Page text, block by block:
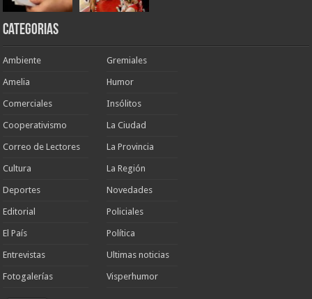
Categorias
Ambiente
Amelia
Comerciales
Cooperativismo
Correo de Lectores
Cultura
Deportes
Editorial
El País
Entrevistas
Fotogalerías
Gremiales
Humor
Insólitos
La Ciudad
La Provincia
La Región
Novedades
Policiales
Política
Ultimas noticias
Visperhumor